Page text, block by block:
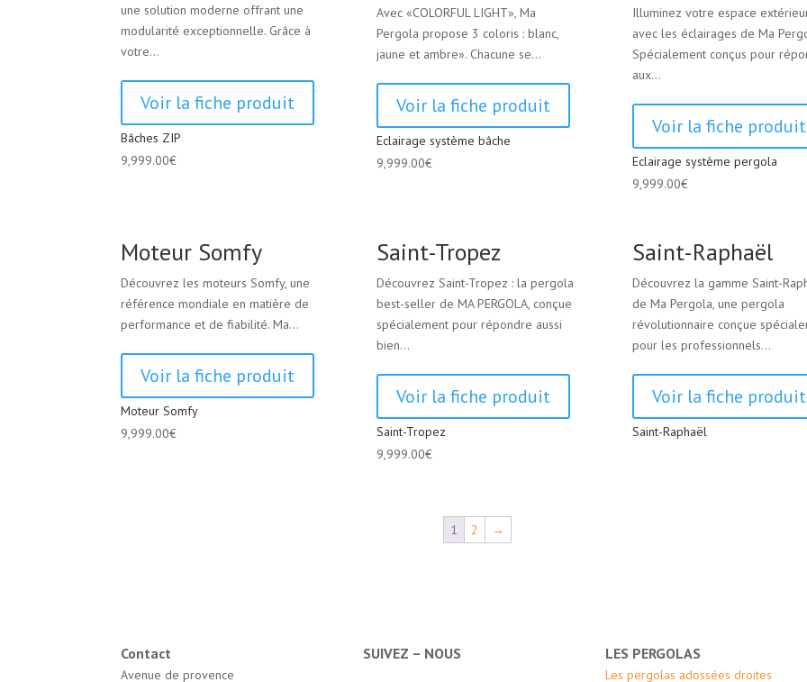
une solution moderne offrant une
modularité exceptionnelle. Grâce à
votre...
Voir la fiche produit
Bâches ZIP
9,999.00€
Avec «COLORFUL LIGHT», Ma
Pergola propose 3 coloris : blanc,
jaune et ambre». Chacune se...
Voir la fiche produit
Eclairage système bâche
9,999.00€
Illuminez votre espace
avec les éclairages de Ma
Spécialement conçus pour
aux...
Voir la fiche produit
Eclairage système pergola
9,999.00€
Moteur Somfy
Découvrez les moteurs Somfy, une
référence mondiale en matière de
performance et de fiabilité. Ma...
Voir la fiche produit
Moteur Somfy
9,999.00€
Saint-Tropez
Découvrez Saint-Tropez : la pergola
best-seller de MA PERGOLA, conçue
spécialement pour répondre aussi
bien...
Voir la fiche produit
Saint-Tropez
9,999.00€
Saint-Raphaël
Découvrez la gamme Saint-
de Ma Pergola, une pergola
révolutionnaire conçue
pour les professionnels...
Voir la fiche produit
Saint-Raphaël
1 2 →
Contact
Avenue de provence
SUIVEZ – NOUS LES PERGOLAS
Les pergolas adossées droites